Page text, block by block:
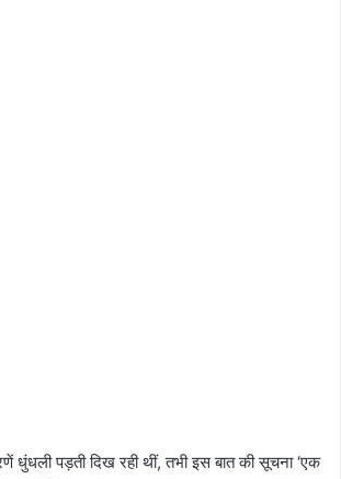
धुंधली पड़ती दिख रही थीं, तभी इस बात की सूचना ‘एक